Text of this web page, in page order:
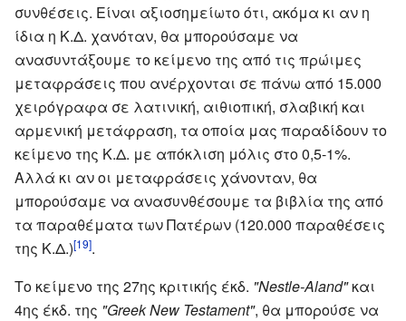
συνθέσεις. Είναι αξιοσημείωτο ότι, ακόμα κι αν η
ίδια η Κ.Δ. χανόταν, θα μπορούσαμε να
ανασυντάξουμε το κείμενο της από τις πρώιμες
μεταφράσεις που ανέρχονται σε πάνω από 15.000
χειρόγραφα σε λατινική, αιθιοπική, σλαβική και
αρμενική μετάφραση, τα οποία μας παραδίδουν το
κείμενο της Κ.Δ. με απόκλιση μόλις στο 0,5-1%.
Αλλά κι αν οι μεταφράσεις χάνονταν, θα
μπορούσαμε να ανασυνθέσουμε τα βιβλία της από
τα παραθέματα των Πατέρων (120.000 παραθέσεις
της Κ.Δ.)[19].
Το κείμενο της 27ης κριτικής έκδ. "Nestle-Aland"και
4ης έκδ. της "Greek New Testament", θα μπορούσε να